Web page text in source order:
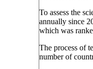
To assess the
annually since
which was
The process of
number of